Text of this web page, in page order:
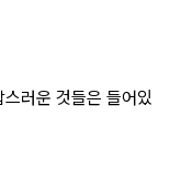
러운 것들은 들어있